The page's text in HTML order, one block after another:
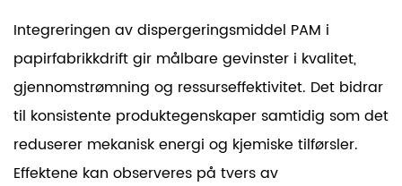
Integreringen av dispergeringsmiddel PAM i
papirfabrikkdrift gir målbare gevinster i kvalitet,
gjennomstrømning og ressurseffektivitet. Det bidrar
til konsistente produktegenskaper samtidig som det
reduserer mekanisk energi og kjemiske tilførsler.
Effektene kan observeres på tvers av